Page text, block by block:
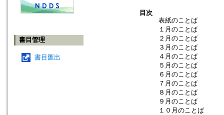
書目管理
書目匯出
目次
表紙のことば
１月のことば
２月のことば
３月のことば
４月のことば
５月のことば
６月のことば
７月のことば
８月のことば
９月のことば
１０月のことば